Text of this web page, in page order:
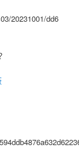
20231001/dd6